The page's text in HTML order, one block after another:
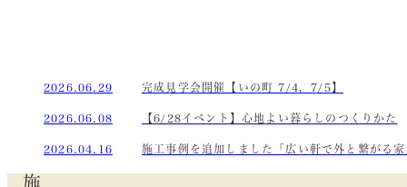
2026.06.29 完成見学会開催【いの町 7/4，7/5】
2026.06.08 【6/28イベント】心地よい暮らしのつくりかた
2026.04.16 施工事例を追加しました「広い軒で外と繋がる